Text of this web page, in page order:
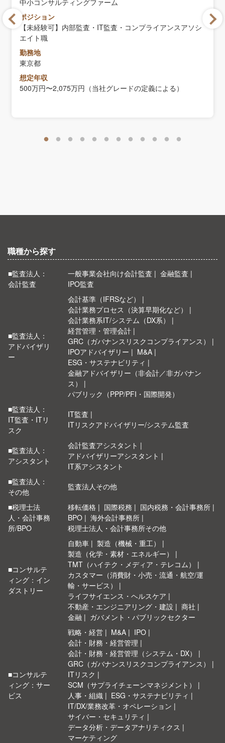
中小コンサルティングファーム
ポジション
【未経験可】内部監査・IT監査・コンプライアンスアソシ
エイト職
勤務地
東京都
想定年収
500万円〜2,075万円（当社グレードの定義による）
職種から探す
■監査法人：
会計監査
一般事業会社向け会計監査
金融監査
IPO監査
■監査法人：
アドバイザリ
ー
会計基準（IFRSなど）
会計業務プロセス（決算早期化など）
会計業務系IT/システム（DX系）
経営管理・管理会計
GRC（ガバナンスリスクコンプライアンス）
IPOアドバイザリー
M&A
ESG・サステナビリティ
金融アドバイザリー（非会計／非ガバナン
ス）
パブリック（PPP/PFI・国際開発）
■監査法人：
IT監査・ITリ
スク
IT監査
ITリスクアドバイザリー/システム監査
■監査法人：
アシスタント
会計監査アシスタント
アドバイザリーアシスタント
IT系アシスタント
■監査法人：
その他
監査法人その他
■税理士法
人・会計事務
所/BPO
移転価格 国際税務
国内税務・会計事務所
BPO
海外会計事務所
税理士法人・会計事務所その他
■コンサルテ
ィング：イン
ダストリー
自動車
製造（機械・重工）
製造（化学・素材・エネルギー）
TMT（ハイテク・メディア・テレコム）
カスタマー（消費財・小売・流通・航空/運
輸・サービス）
ライフサイエンス・ヘルスケア
不動産・エンジニアリング・建設
商社
金融
ガバメント・パブリックセクター
■コンサルテ
ィング：サー
ビス
戦略・経営 M&A
IPO
会計・財務・経営管理
会計・財務・経営管理（システム・DX）
GRC（ガバナンスリスクコンプライアンス）
ITリスク
SCM（サプライチェーンマネジメント）
人事・組織
ESG・サステナビリティ
IT/DX/業務改革・オペレーション
サイバー・セキュリティ
データ分析・データアナリティクス
マーケティング